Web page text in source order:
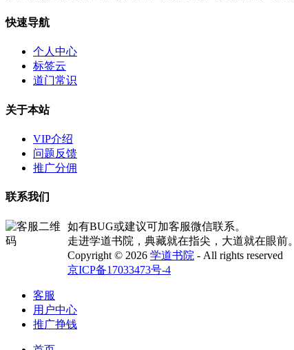
快速导航
个人中心
标签云
道门常识
关于本站
VIP介绍
问题反馈
推广分佣
联系我们
如有BUG或建议可加客服微信联系。
走进学道书院，典藏就在指尖，大道就在眼前。
Copyright © 2026 学道书院 - All rights reserved
京ICP备17033473号-4
客服
用户中心
推广挣钱